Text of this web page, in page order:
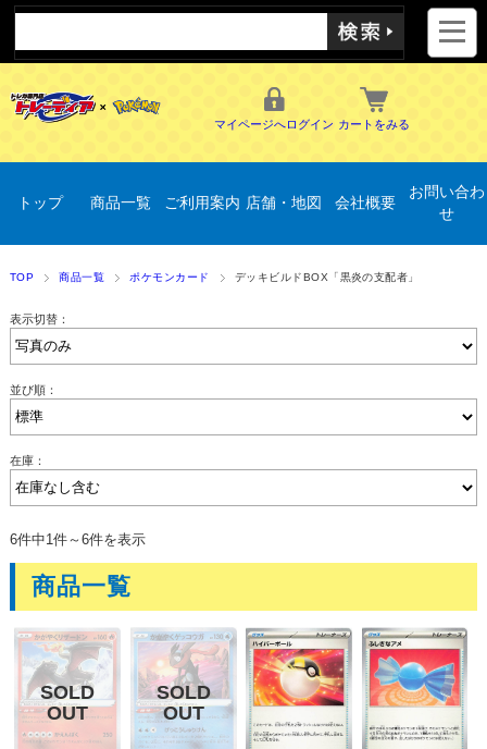
マイページへログイン カートをみる
トップ 商品一覧 ご利用案内 店舗・地図 会社概要
お問い合わ
せ
TOP 商品一覧 ポケモンカード デッキビルドBOX「黒炎の支配者」
表示切替：
並び順：
在庫：
6件中1件～6件を表示
商品一覧